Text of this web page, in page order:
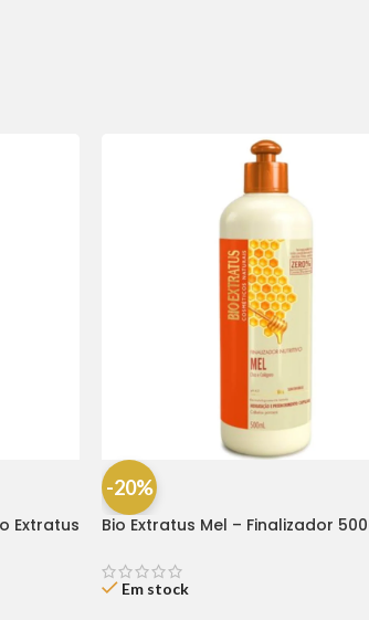
Extratus
-20%
Bio Extratus Mel – Finalizador
Em stock